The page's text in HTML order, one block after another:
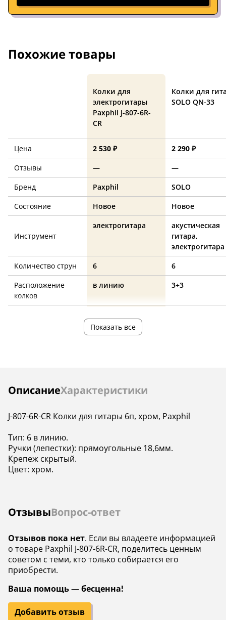
Похожие товары
Колки для
электрогитары
Paxphil J-807-6R-
CR
Колки для
SOLO QN-33
Цена 2 530 ₽
2 290 ₽
Отзывы
—
—
Бренд
Paxphil
SOLO
Состояние
Новое Новое
Инструмент
электрогитара
акустическая
гитара,
электрогитара
Количество струн
6
6
Расположение
колков
в линию 3+3
6
Показать все
ОписаниеХарактеристики
Инструкции
J-807-6R-CR Колки для гитары 6п, хром, Paxphil
Тип: 6 в линию.
Ручки (лепестки): прямоугольные 18,6мм.
Крепеж скрытый.
Цвет: хром.
ОтзывыВопрос-ответ
Отзывов пока нет. Если вы владеете информацией
о товаре Paxphil J-807-6R-CR, поделитесь ценным
советом с теми, кто только собирается его
приобрести.
Ваша помощь — бесценна!
Добавить отзыв